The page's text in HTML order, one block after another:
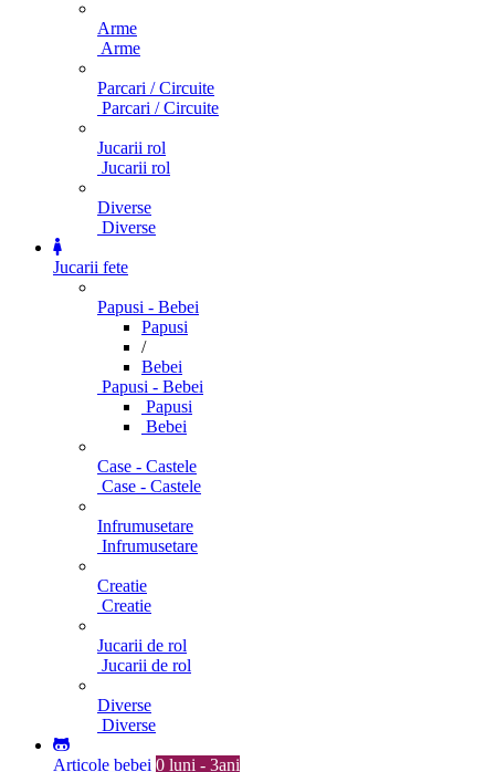
Arme
Arme
Parcari / Circuite
Parcari / Circuite
Jucarii rol
Jucarii rol
Diverse
Diverse
Jucarii fete
Papusi - Bebei
Papusi
/
Bebei
Papusi - Bebei
Papusi
Bebei
Case - Castele
Case - Castele
Infrumusetare
Infrumusetare
Creatie
Creatie
Jucarii de rol
Jucarii de rol
Diverse
Diverse
Articole bebei 0 luni - 3ani